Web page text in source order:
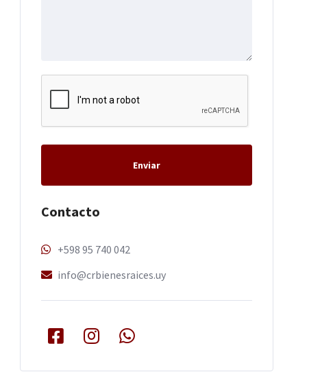
Enviar
Contacto
+598 95 740 042
info@crbienesraices.uy